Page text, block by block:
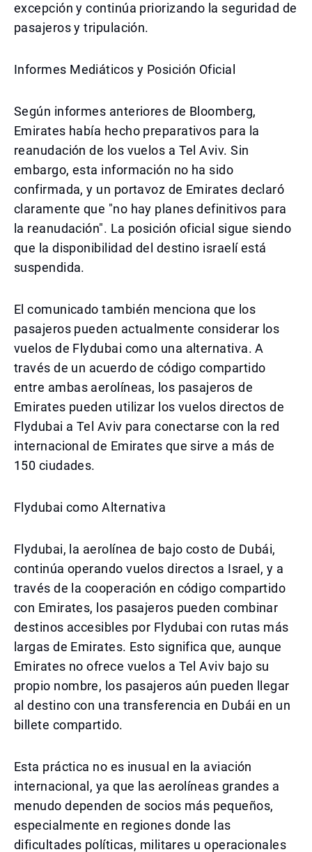
excepción y continúa priorizando la seguridad de
pasajeros y tripulación.
Informes Mediáticos y Posición Oficial
Según informes anteriores de Bloomberg,
Emirates había hecho preparativos para la
reanudación de los vuelos a Tel Aviv. Sin
embargo, esta información no ha sido
confirmada, y un portavoz de Emirates declaró
claramente que "no hay planes definitivos para
la reanudación". La posición oficial sigue siendo
que la disponibilidad del destino israelí está
suspendida.
El comunicado también menciona que los
pasajeros pueden actualmente considerar los
vuelos de Flydubai como una alternativa. A
través de un acuerdo de código compartido
entre ambas aerolíneas, los pasajeros de
Emirates pueden utilizar los vuelos directos de
Flydubai a Tel Aviv para conectarse con la red
internacional de Emirates que sirve a más de
150 ciudades.
Flydubai como Alternativa
Flydubai, la aerolínea de bajo costo de Dubái,
continúa operando vuelos directos a Israel, y a
través de la cooperación en código compartido
con Emirates, los pasajeros pueden combinar
destinos accesibles por Flydubai con rutas más
largas de Emirates. Esto significa que, aunque
Emirates no ofrece vuelos a Tel Aviv bajo su
propio nombre, los pasajeros aún pueden llegar
al destino con una transferencia en Dubái en un
billete compartido.
Esta práctica no es inusual en la aviación
internacional, ya que las aerolíneas grandes a
menudo dependen de socios más pequeños,
especialmente en regiones donde las
dificultades políticas, militares u operacionales